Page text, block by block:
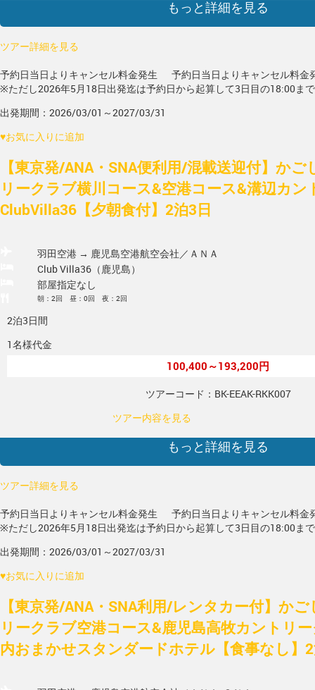
もっと詳細を見る
ツアー詳細を見る
予約日当日よりキャンセル料金発生
予約日当日よりキャンセル料金
※ただし2026年5月18日出発迄は予約日から起算して3日目の18:00ま
出発期間：2026/03/01～2027/03/31
♥お気に入りに追加
【東京発/ANA・SNA便利用/混載送迎付】か
リークラブ横川コース&空港コース&溝辺カン
ClubVilla36【夕朝食付】2泊3日
羽田空港 → 鹿児島空港航空会社／ＡＮＡ
Club Villa36（鹿児島）
部屋指定なし
朝：2回 昼：0回 夜：2回
2泊3日間
1名様代金
100,400～193,200円
ツアーコード：BK-EEAK-RKK007
ツアー内容を見る
もっと詳細を見る
ツアー詳細を見る
予約日当日よりキャンセル料金発生
予約日当日よりキャンセル料金
※ただし2026年5月18日出発迄は予約日から起算して3日目の18:00ま
出発期間：2026/03/01～2027/03/31
♥お気に入りに追加
【東京発/ANA・SNA利用/レンタカー付】か
リークラブ空港コース&鹿児島高牧カントリ
内おまかせスタンダードホテル【食事なし】